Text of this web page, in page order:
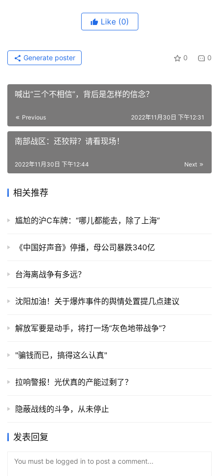
Like (0)
0 0
Generate poster
喊出“三个不相信”，背后是怎样的信念？
Previous 2022年11月30日 下午12:31
南部战区：还狡辩？请看现场！
Next
2022年11月30日 下午12:44
相关推荐
尴尬的沪C车牌：“哪儿都能去，除了上海”
《中国好声音》停播，母公司暴跌340亿
台海离战争有多远？
沈阳加油！关于爆炸事件的舆情处置提几点建议
解放军要是动手，将打一场“灰色地带战争”？
"骗钱而已，搞得这么认真"
拉响警报！光伏真的产能过剩了？
隐蔽战线的斗争，从未停止
发表回复
You must be logged in to post a comment...